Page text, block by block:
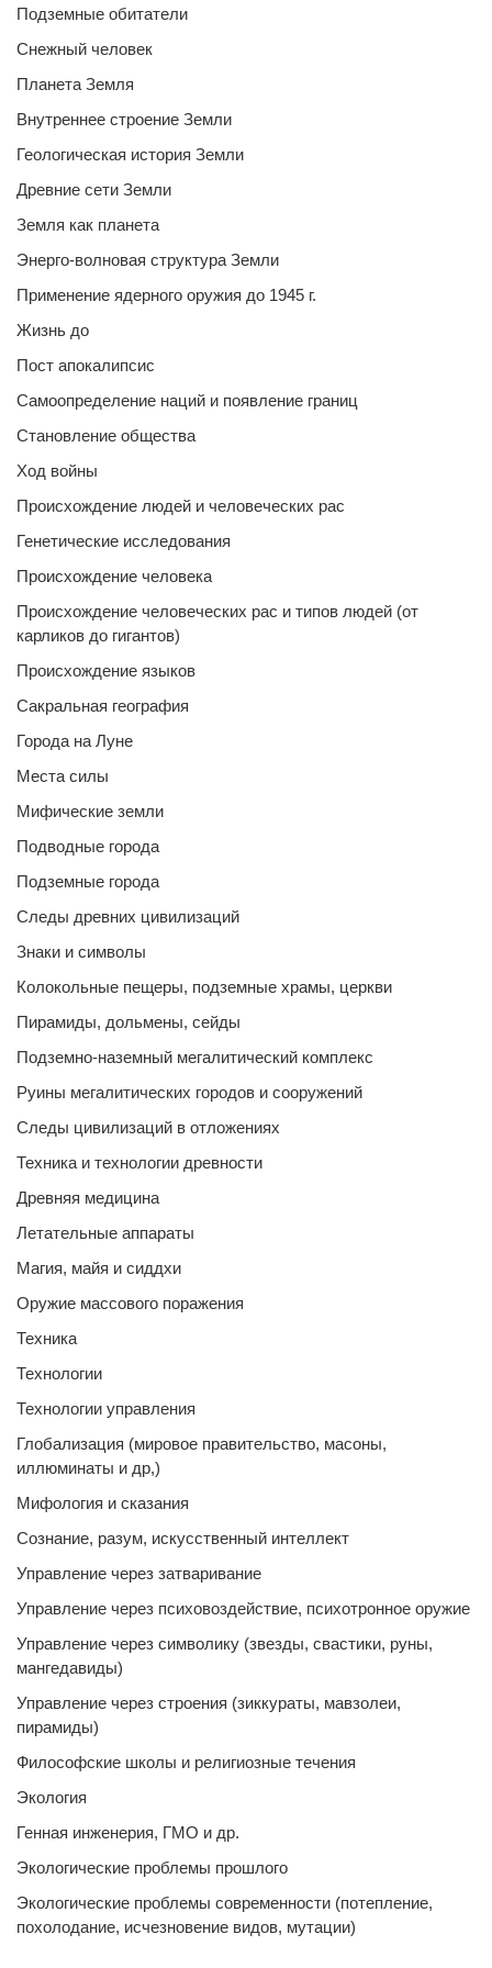
Подземные обитатели
Снежный человек
Планета Земля
Внутреннее строение Земли
Геологическая история Земли
Древние сети Земли
Земля как планета
Энерго-волновая структура Земли
Применение ядерного оружия до 1945 г.
Жизнь до
Пост апокалипсис
Самоопределение наций и появление границ
Становление общества
Ход войны
Происхождение людей и человеческих рас
Генетические исследования
Происхождение человека
Происхождение человеческих рас и типов людей (от
карликов до гигантов)
Происхождение языков
Сакральная география
Города на Луне
Места силы
Мифические земли
Подводные города
Подземные города
Следы древних цивилизаций
Знаки и символы
Колокольные пещеры, подземные храмы, церкви
Пирамиды, дольмены, сейды
Подземно-наземный мегалитический комплекс
Руины мегалитических городов и сооружений
Следы цивилизаций в отложениях
Техника и технологии древности
Древняя медицина
Летательные аппараты
Магия, майя и сиддхи
Оружие массового поражения
Техника
Технологии
Технологии управления
Глобализация (мировое правительство, масоны,
иллюминаты и др,)
Мифология и сказания
Сознание, разум, искусственный интеллект
Управление через затваривание
Управление через психовоздействие, психотронное оружие
Управление через символику (звезды, свастики, руны,
мангедавиды)
Управление через строения (зиккураты, мавзолеи,
пирамиды)
Философские школы и религиозные течения
Экология
Генная инженерия, ГМО и др.
Экологические проблемы прошлого
Экологические проблемы современности (потепление,
похолодание, исчезновение видов, мутации)